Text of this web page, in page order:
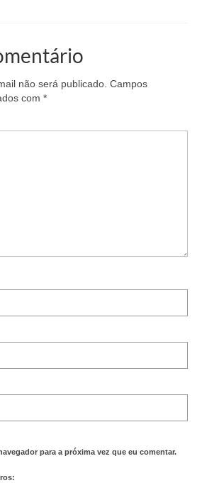
não será publicado. Campos
com *
para a próxima vez que eu comentar.